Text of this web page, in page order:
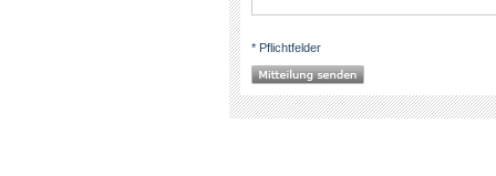
* Pflichtfelder